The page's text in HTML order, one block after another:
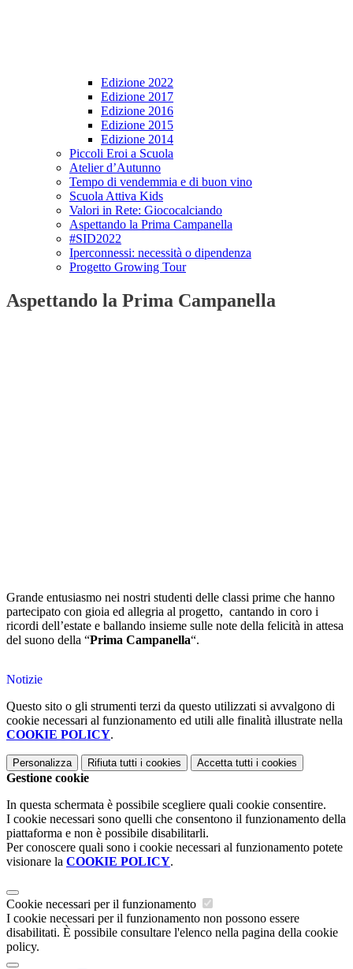
Edizione 2022
Edizione 2017
Edizione 2016
Edizione 2015
Edizione 2014
Piccoli Eroi a Scuola
Atelier d’Autunno
Tempo di vendemmia e di buon vino
Scuola Attiva Kids
Valori in Rete: Giococalciando
Aspettando la Prima Campanella
#SID2022
Iperconnessi: necessità o dipendenza
Progetto Growing Tour
Aspettando la Prima Campanella
Grande entusiasmo nei nostri studenti delle classi prime che hanno
partecipato con gioia ed allegria al progetto, cantando in coro i
ricordi dell’estate e ballando insieme sulle note della felicità in attesa
del suono della “Prima Campanella“.
Notizie
Questo sito o gli strumenti terzi da questo utilizzati si avvalgono di
cookie necessari al funzionamento ed utili alle finalità illustrate nella
COOKIE POLICY.
Personalizza Rifiuta tutti i cookies Accetta tutti i cookies
Gestione cookie
In questa schermata è possibile scegliere quali cookie consentire.
I cookie necessari sono quelli che consentono il funzionamento della
piattaforma e non è possibile disabilitarli.
Per conoscere quali sono i cookie necessari al funzionamento potete
visionare la COOKIE POLICY.
Cookie necessari per il funzionamento
I cookie necessari per il funzionamento non possono essere
disabilitati. È possibile consultare l'elenco nella pagina della cookie
policy.